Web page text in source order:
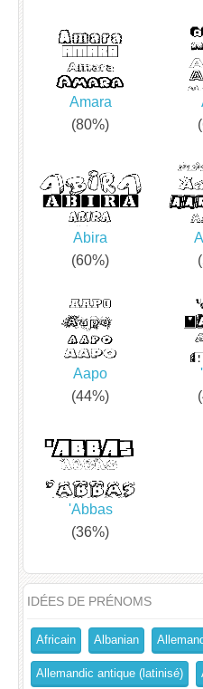
Amara
(80%)
Abira
(60%)
Aapo
(44%)
'Abbas
(36%)
IDÉES DE PRÉNOMS
Africain Albanian
Allemandic antique (latinisé)